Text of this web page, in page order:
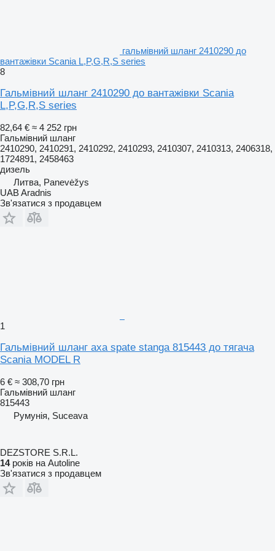
гальмівний шланг 2410290 до
вантажівки Scania L,P,G,R,S series
8
Гальмівний шланг 2410290 до вантажівки Scania
L,P,G,R,S series
82,64 € ≈ 4 252 грн
Гальмівний шланг
2410290, 2410291, 2410292, 2410293, 2410307, 2410313, 2406318,
1724891, 2458463
дизель
Литва, Panevėžys
UAB Aradnis
Зв'язатися з продавцем
1
Гальмівний шланг axa spate stanga 815443 до тягача
Scania MODEL R
6 € ≈ 308,70 грн
Гальмівний шланг
815443
Румунія, Suceava
DEZSTORE S.R.L.
14років на Autoline
Зв'язатися з продавцем